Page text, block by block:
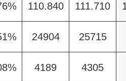
110.840 111.710
24904 25715
4189 4305